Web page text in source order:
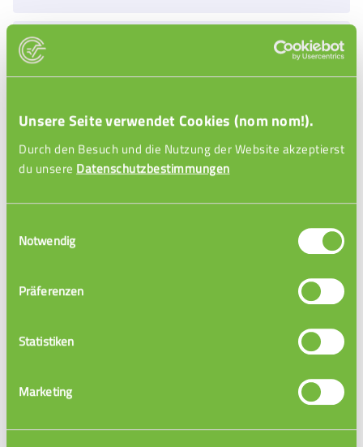
Unsere Seite verwendet Cookies (nom nom!).
Durch den Besuch und die Nutzung der Website akzeptierst
du unsere Datenschutzbestimmungen
Notwendig
Präferenzen
Statistiken
Marketing
Vektor Multiplikation Skalar
Skalarprodukt
Definition Skalarprodukt